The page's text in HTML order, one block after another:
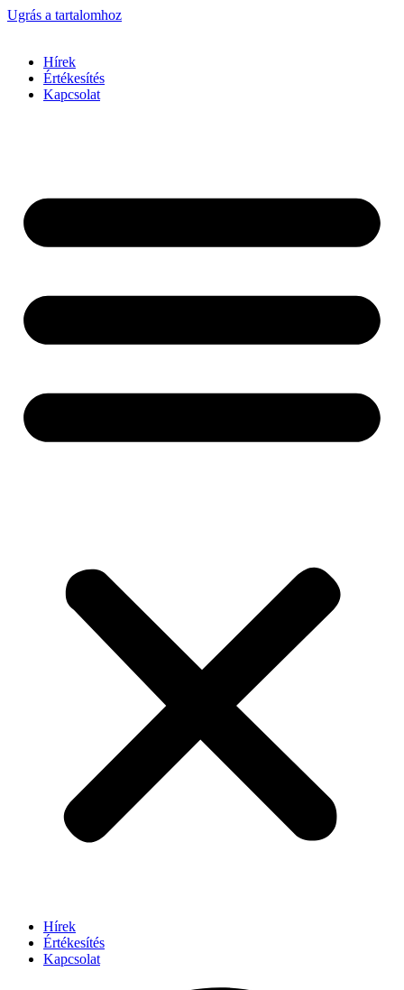
Ugrás a tartalomhoz
Hírek
Értékesítés
Kapcsolat
Hírek
Értékesítés
Kapcsolat